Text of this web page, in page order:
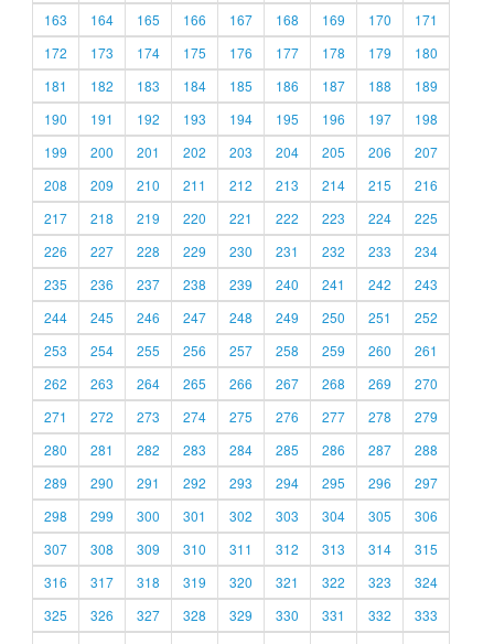
163
164 165 166 167 168 169 170
171
172
173 174 175 176 177 178 179
180
181
182 183 184 185 186 187 188
189
190
191 192 193 194 195 196 197
198
199
200 201 202 203 204 205 206
207
208
209 210 211 212 213 214 215
216
217
218 219 220 221 222 223 224
225
226
227 228 229 230 231 232 233
234
235
236 237 238 239 240 241 242
243
244
245 246 247 248 249 250 251
252
253
254 255 256 257 258 259 260
261
262
263 264 265 266 267 268 269
270
271
272 273 274 275 276 277 278
279
280
281 282 283 284 285 286 287
288
289
290 291 292 293 294 295 296
297
298
299 300 301 302 303 304 305
306
307
308 309 310 311 312 313 314
315
316
317 318 319 320 321 322 323
324
325
326 327 328 329 330 331 332
333